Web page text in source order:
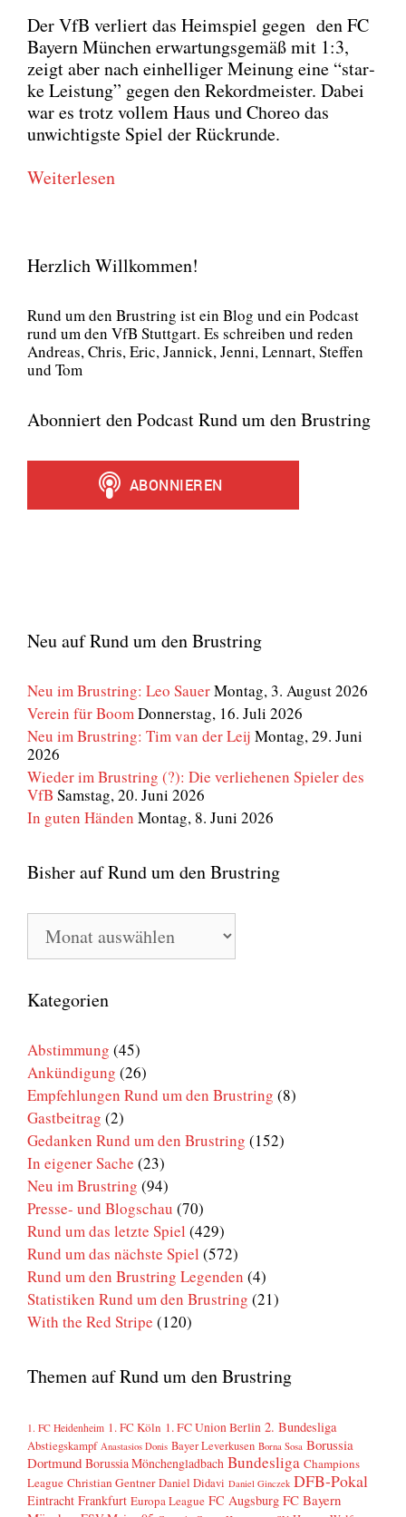
Der VfB ver­liert das Heim­spiel gegen den FC
Bay­ern Mün­chen erwar­tungs­ge­mäß mit 1:3,
zeigt aber nach ein­hel­li­ger Mei­nung eine “star­
ke Leis­tung” gegen den Rekord­meis­ter. Dabei
war es trotz vol­lem Haus und Cho­reo das
unwich­tigs­te Spiel der Rück­run­de.
Wei­ter­le­sen
Herzlich Willkommen!
Rund um den Brust­ring ist ein Blog und ein Pod­cast
rund um den VfB Stutt­gart. Es schrei­ben und reden
Andre­as, Chris, Eric, Jan­nick, Jen­ni, Lenn­art, Stef­fen
und Tom
Abonniert den Podcast Rund um den Brustring
Neu auf Rund um den Brustring
Neu im Brustring: Leo SauerMontag, 3. August 2026
Verein für Boom Donnerstag, 16. Juli 2026
Neu im Brustring: Tim van der Leij Montag, 29. Juni
2026
Wieder im Brustring (?): Die verliehenen Spieler des
VfB Samstag, 20. Juni 2026
In guten Händen Montag, 8. Juni 2026
Bisher auf Rund um den Brustring
Bisher
auf
Rund
den
Brustring
Kategorien
Abstimmung (45)
Ankündigung (26)
Empfehlungen Rund um den Brustring (8)
Gastbeitrag (2)
Gedanken Rund um den Brustring (152)
In eigener Sache (23)
Neu im Brustring (94)
Presse- und Blogschau (70)
Rund um das letzte Spiel (429)
Rund um das nächste Spiel (572)
Rund um den Brustring Legenden (4)
Statistiken Rund um den Brustring (21)
With the Red Stripe (120)
Themen auf Rund um den Brustring
1. FC Heidenheim 1. FC Köln 1. FC Union Berlin 2. Bundesliga
Abstiegskampf Anastasios Donis Bayer Leverkusen Borna Sosa Borussia
Dortmund Borussia Mönchengladbach Bundesliga Champions
League Christian Gentner Daniel Didavi Daniel Ginczek DFB-Pokal
Eintracht Frankfurt Europa League FC Augsburg FC Bayern